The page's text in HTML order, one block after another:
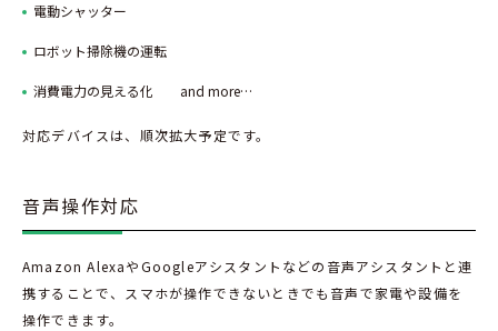
電動シャッター
ロボット掃除機の運転
消費電力の見える化 and more…
対応デバイスは、順次拡大予定です。
音声操作対応
Amazon AlexaやGoogleアシスタントなどの音声アシスタントと連
携することで、スマホが操作できないときでも音声で家電や設備を
操作できます。